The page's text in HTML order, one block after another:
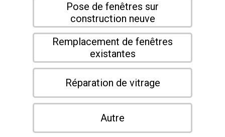
Pose de fenêtres sur
construction neuve
Remplacement de fenêtres
existantes
Réparation de vitrage
Autre